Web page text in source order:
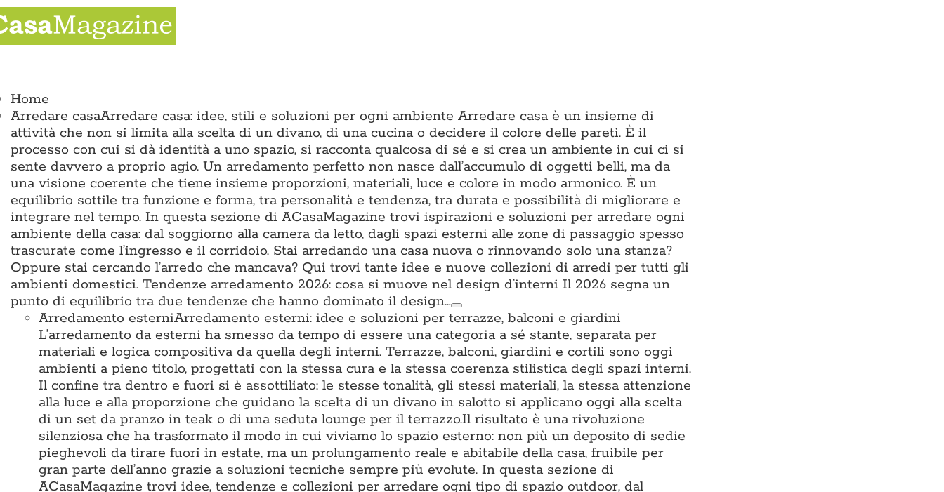
Salta
al
contenuto
Home
Arredare casaArredare casa: idee, stili e soluzioni per ogni ambiente Arredare casa è un insieme di
attività che non si limita alla scelta di un divano, di una cucina o decidere il colore delle pareti. È il
processo con cui si dà identità a uno spazio, si racconta qualcosa di sé e si crea un ambiente in cui ci si
sente davvero a proprio agio. Un arredamento perfetto non nasce dall’accumulo di oggetti belli, ma da
una visione coerente che tiene insieme proporzioni, materiali, luce e colore in modo armonico. È un
equilibrio sottile tra funzione e forma, tra personalità e tendenza, tra durata e possibilità di migliorare e
integrare nel tempo. In questa sezione di ACasaMagazine trovi ispirazioni e soluzioni per arredare ogni
ambiente della casa: dal soggiorno alla camera da letto, dagli spazi esterni alle zone di passaggio spesso
trascurate come l’ingresso e il corridoio. Stai arredando una casa nuova o rinnovando solo una stanza?
Oppure stai cercando l’arredo che mancava? Qui trovi tante idee e nuove collezioni di arredi per tutti gli
ambienti domestici. Tendenze arredamento 2026: cosa si muove nel design d’interni Il 2026 segna un
punto di equilibrio tra due tendenze che hanno dominato il design…
Arredamento esterniArredamento esterni: idee e soluzioni per terrazze, balconi e giardini
L’arredamento da esterni ha smesso da tempo di essere una categoria a sé stante, separata per
materiali e logica compositiva da quella degli interni. Terrazze, balconi, giardini e cortili sono oggi
ambienti a pieno titolo, progettati con la stessa cura e la stessa coerenza stilistica degli spazi interni.
Il confine tra dentro e fuori si è assottiliato: le stesse tonalità, gli stessi materiali, la stessa attenzione
alla luce e alla proporzione che guidano la scelta di un divano in salotto si applicano oggi alla scelta
di un set da pranzo in teak o di una seduta lounge per il terrazzo.Il risultato è una rivoluzione
silenziosa che ha trasformato il modo in cui viviamo lo spazio esterno: non più un deposito di sedie
pieghevoli da tirare fuori in estate, ma un prolungamento reale e abitabile della casa, fruibile per
gran parte dell’anno grazie a soluzioni tecniche sempre più evolute. In questa sezione di
ACasaMagazine trovi idee, tendenze e collezioni per arredare ogni tipo di spazio outdoor, dal